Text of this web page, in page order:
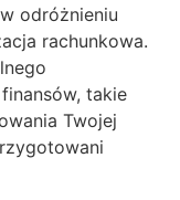
odróżnieniu
rachunkowa.
takie
Twojej